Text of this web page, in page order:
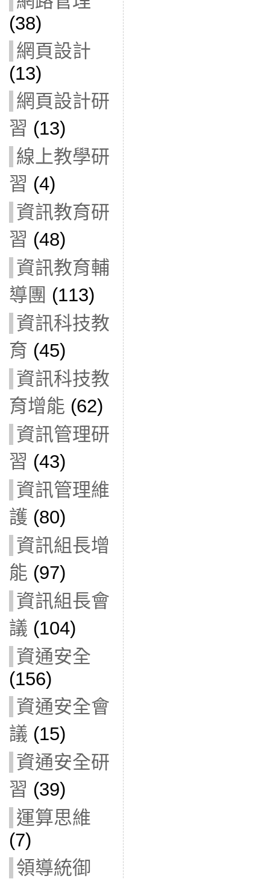
(38)
網頁設計
(13)
網頁設計研
習 (13)
線上教學研
習 (4)
資訊教育研
習 (48)
資訊教育輔
導團 (113)
資訊科技教
育 (45)
資訊科技教
育增能 (62)
資訊管理研
習 (43)
資訊管理維
護 (80)
資訊組長增
能 (97)
資訊組長會
議 (104)
資通安全
(156)
資通安全會
議 (15)
資通安全研
習 (39)
運算思維
(7)
領導統御